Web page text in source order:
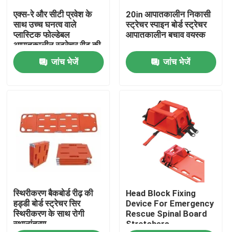
उत्पाद
वीडियो
हमारे बारे में
कारखाने का दौरा
एक्स-रे और सीटी प्रवेश के
साथ उच्च घनत्व वाले
प्लास्टिक फोल्डेबल
आपातकालीन स्ट्रेचर रीढ़ की
हड्डी बोर्ड
जांच भेजें
20in आपातकालीन निकासी
स्ट्रेचर स्पाइन बोर्ड स्ट्रेचर
आपातकालीन बचाव वयस्क
जांच भेजें
स्थिरीकरण बैकबोर्ड रीढ़ की
हड्डी बोर्ड स्ट्रेचर सिर
स्थिरीकरण के साथ रोगी
स्थानांतरण
Head Block Fixing
Device For Emergency
Rescue Spinal Board
Stretchers